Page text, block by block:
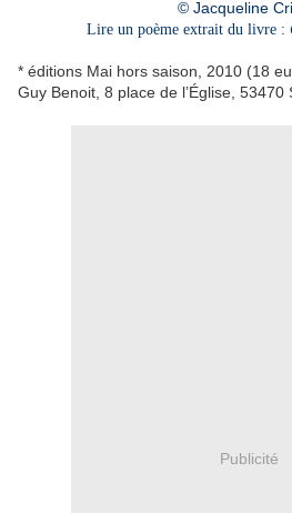
© Jacqueline
Lire un poème extrait du livre :
* éditions Mai hors saison, 2010 (18
Guy Benoit, 8 place de l’Église, 53470
Publicité